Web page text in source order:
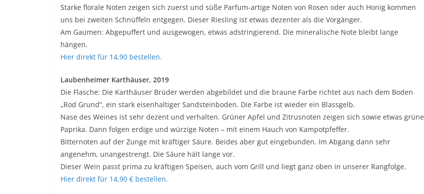
Starke florale Noten zeigen sich zuerst und süße Parfum-artige Noten von Rosen oder auch Honig kommen
uns bei zweiten Schnüffeln entgegen. Dieser Riesling ist etwas dezenter als die Vorgänger.
Am Gaumen: Abgepuffert und ausgewogen, etwas adstringierend. Die mineralische Note bleibt lange
hängen.
Hier direkt für 14,90 bestellen.
Laubenheimer Karthäuser, 2019
Die Flasche: Die Karthäuser Brüder werden abgebildet und die braune Farbe richtet aus nach dem Boden
„Rod Grund“, ein stark eisenhaltiger Sandsteinboden. Die Farbe ist wieder ein Blassgelb.
Nase des Weines ist sehr dezent und verhalten. Grüner Apfel und Zitrusnoten zeigen sich sowie etwas grüne
Paprika. Dann folgen erdige und würzige Noten – mit einem Hauch von Kampotpfeffer.
Bitternoten auf der Zunge mit kräftiger Säure. Beides aber gut eingebunden. Im Abgang dann sehr
angenehm, unangestrengt. Die Säure hält lange vor.
Dieser Wein passt prima zu kräftigen Speisen, auch vom Grill und liegt ganz oben in unserer Rangfolge.
Hier direkt für 14,90 € bestellen.